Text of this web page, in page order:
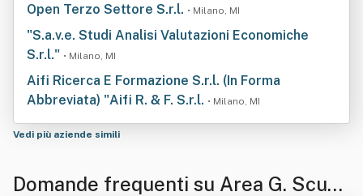
Open Terzo Settore S.r.l. • Milano, MI
"S.a.v.e. Studi Analisi Valutazioni Economiche
S.r.l." • Milano, MI
Aifi Ricerca E Formazione S.r.l. (In Forma
Abbreviata) "Aifi R. & F. S.r.l. • Milano, MI
Vedi più aziende simili
Domande frequenti su Area G. Scuol